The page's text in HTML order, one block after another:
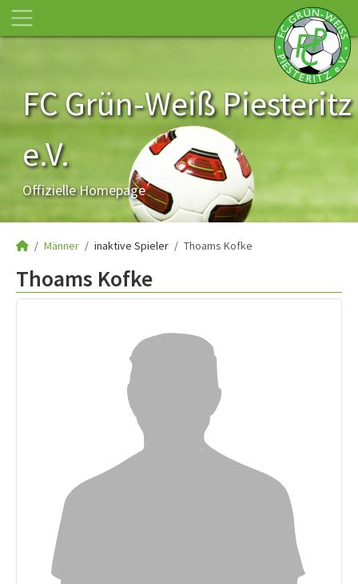
FC Grün-Weiß Piesteritz
e.V.
Offizielle Homepage
Männer inaktive Spieler Thoams Kofke
Thoams Kofke